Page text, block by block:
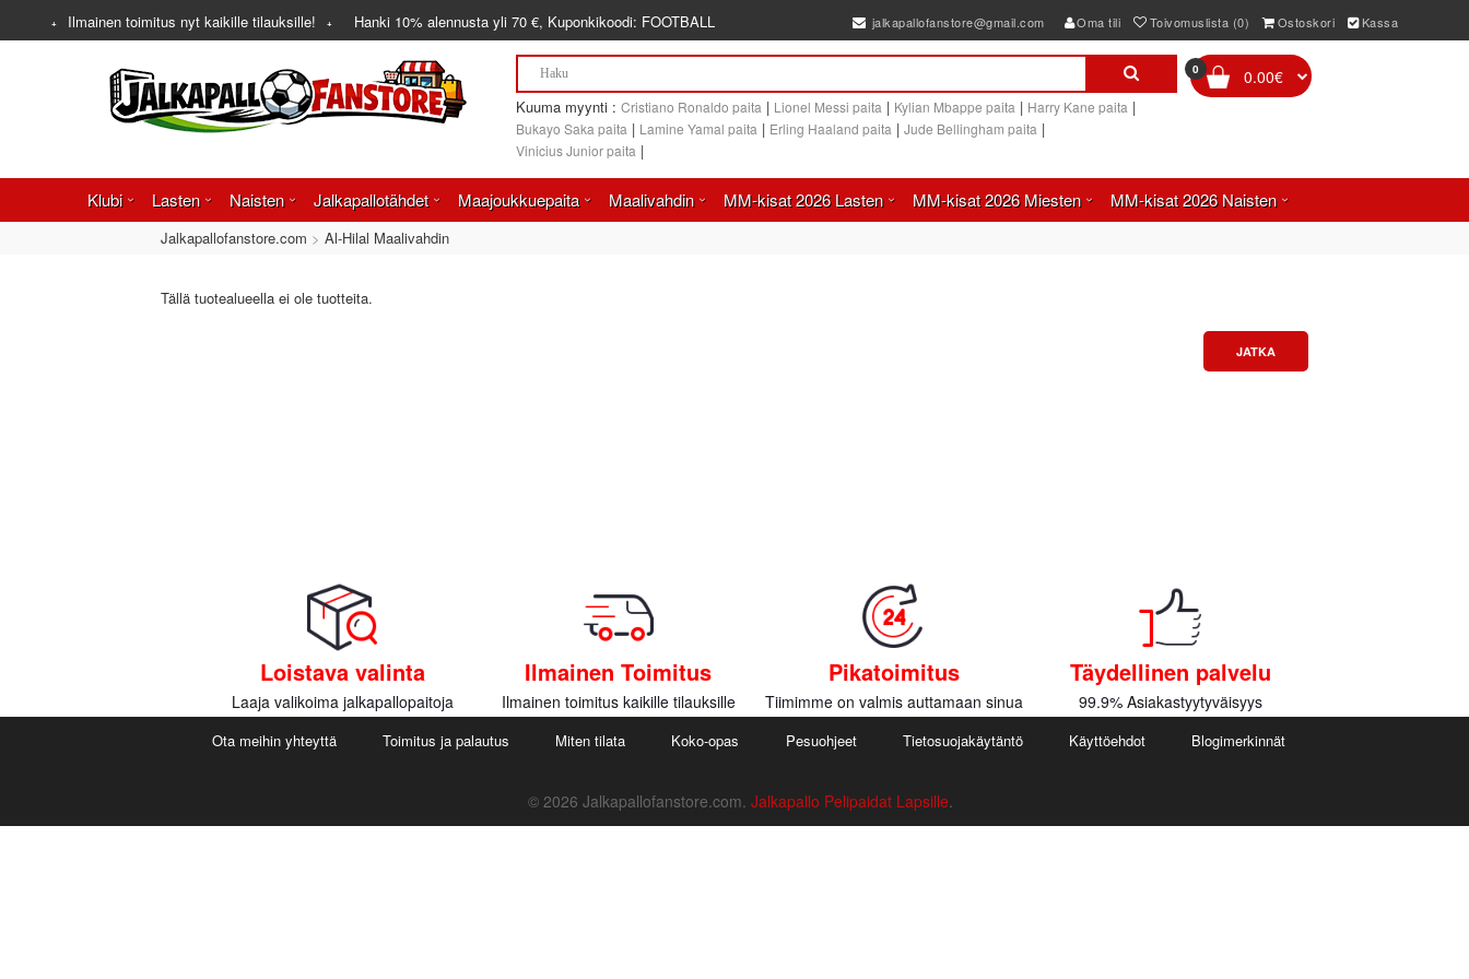
Ilmainen toimitus nyt kaikille tilauksille! Hanki 10% alennusta yli 70 €, Kuponkikoodi: FOOTBALL jalkapallofanstore@gmail.com Oma tili Toivomuslista (0) Ostoskori Kassa
Kuuma myynti : Cristiano Ronaldo paita | Lionel Messi paita | Kylian Mbappe paita | Harry Kane paita |
Bukayo Saka paita | Lamine Yamal paita | Erling Haaland paita | Jude Bellingham paita |
Vinicius Junior paita |
0 0.00€
Klubi Lasten Naisten Jalkapallotähdet Maajoukkuepaita Maalivahdin MM-kisat 2026 Lasten MM-kisat 2026 Miesten MM-kisat 2026 Naisten
Jalkapallofanstore.com Al-Hilal Maalivahdin
Tällä tuotealueella ei ole tuotteita.
JATKA
Loistava valinta
Laaja valikoima jalkapallopaitoja
Ilmainen Toimitus
Ilmainen toimitus kaikille tilauksille
Pikatoimitus
Tiimimme on valmis auttamaan sinua
Täydellinen palvelu
99.9% Asiakastyytyväisyys
Ota meihin yhteyttä Toimitus ja palautus Miten tilata Koko-opas Pesuohjeet Tietosuojakäytäntö Käyttöehdot Blogimerkinnät
© 2026 Jalkapallofanstore.com. Jalkapallo Pelipaidat Lapsille.